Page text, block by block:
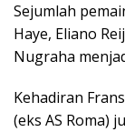
Sejumlah
Haye, Eliano
Nugraha
Kehadiran
(eks AS Roma)